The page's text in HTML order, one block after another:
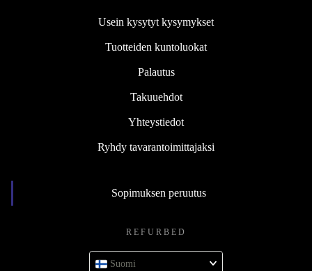
Usein kysytyt kysymykset
Tuotteiden kuntoluokat
Palautus
Takuuehdot
Yhteystiedot
Ryhdy tavarantoimittajaksi
Sopimuksen peruutus
REFURBED
Suomi